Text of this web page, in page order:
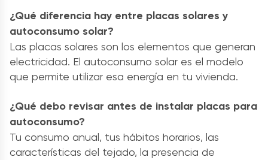
¿Qué diferencia hay entre placas solares y
autoconsumo solar?
Las placas solares son los elementos que generan
electricidad. El autoconsumo solar es el modelo
que permite utilizar esa energía en tu vivienda.
¿Qué debo revisar antes de instalar placas para
autoconsumo?
Tu consumo anual, tus hábitos horarios, las
características del tejado, la presencia de